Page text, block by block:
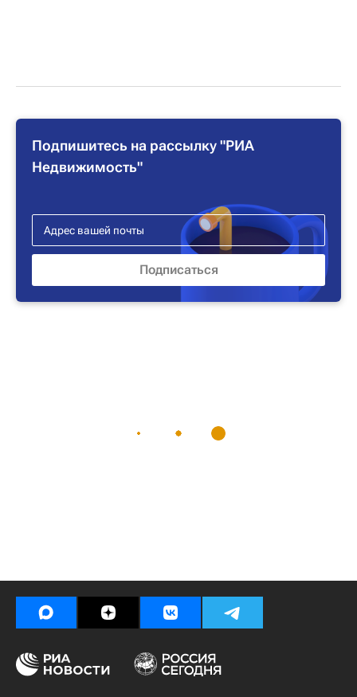
Подпишитесь на рассылку "РИА
Недвижимость"